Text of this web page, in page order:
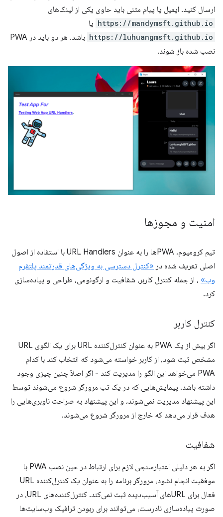
ارسال کنید. ایمیل یا پیام متنی باید حاوی یکی از لینک‌های
https://mandymsft.github.io یا
https://luhuangmsft.github.io
باشد. هر دو باید در PWA
نصب شده باز شوند.
امنیت و مجوزها
تیم کرومیوم، PWAها را به عنوان URL Handlers با استفاده از اصول
اصلی تعریف شده در «کنترل دسترسی به ویژگی‌های قدرتمند پلتفرم
وب» ، از جمله کنترل کاربر، شفافیت و ارگونومی، طراحی و پیاده‌سازی
کرد.
کنترل کاربر
اگر بیش از یک PWA به عنوان کنترل‌کننده URL برای یک الگوی URL
مشخص ثبت شود، از کاربر خواسته می‌شود که انتخاب کند با کدام
PWA می‌خواهد این الگو را مدیریت کند - اگر اصلاً چنین چیزی وجود
داشته باشد. پیمایش‌هایی که در یک تب مرورگر شروع می‌شوند توسط
این پیشنهاد مدیریت نمی‌شوند، و این پیشنهاد به صراحت ناوبری‌هایی را
هدف قرار می‌دهد که خارج از مرورگر شروع می‌شوند.
شفافیت
اگر به هر دلیلی اعتبارسنجی لازم برای ارتباط در حین نصب PWA با
موفقیت انجام نشود، مرورگر برنامه را به عنوان یک کنترل‌کننده URL
فعال برای URLهای آسیب‌دیده ثبت نمی‌کند. کنترل‌کننده‌های URL، در
صورت پیاده‌سازی نادرست، می‌توانند برای ربودن ترافیک وب‌سایت‌ها